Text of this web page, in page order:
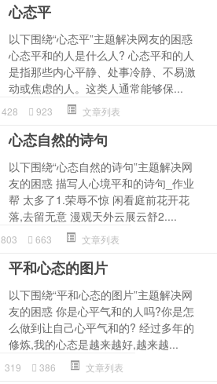
心态平
以下围绕“心态平”主题解决网友的困惑
心态平和的人是什么人? 心态平和的人
是指那些内心平静、处事冷静、不易激
动或焦虑的人。这类人通常能够保...
428 923 文章列表
心态自然的诗句
以下围绕“心态自然的诗句”主题解决网
友的困惑 描写人心境平和的诗句_作业
帮 太多了1.荣辱不惊 闲看庭前花开花
落,去留无意 漫观天外云展云舒2....
803 663 文章列表
平和心态的图片
以下围绕“平和心态的图片”主题解决网
友的困惑 你是心平气和的人吗?你是怎
么做到让自己心平气和的? 经过多年的
修炼,我的心态是越来越好,越来越...
319 386 文章列表